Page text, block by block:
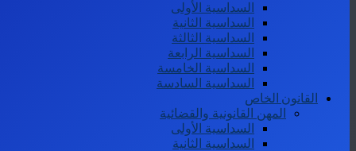
السداسية الأولى
السداسية الثانية
السداسية الثالثة
السداسية الرابعة
السداسية الخامسة
السداسية السادسة
القانون الخاص
المهن القانونية والقضائية
السداسية الأولى
السداسية الثانية